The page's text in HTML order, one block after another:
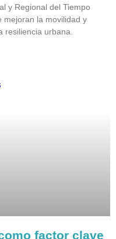
y Regional del Tiempo
mejoran la movilidad y
resiliencia urbana.
factor clave